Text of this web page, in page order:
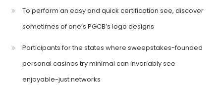
To perform an easy and quick certification see, discover
sometimes of one’s PGCB’s logo designs
Participants for the states where sweepstakes-founded
personal casinos try minimal can invariably see
enjoyable-just networks